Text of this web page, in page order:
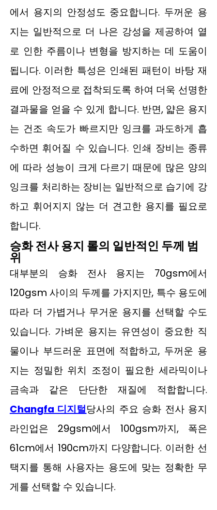
에서 용지의 안정성도 중요합니다. 두꺼운 용
지는 일반적으로 더 나은 강성을 제공하여 열
로 인한 주름이나 변형을 방지하는 데 도움이
됩니다. 이러한 특성은 인쇄된 패턴이 바탕 재
료에 안정적으로 접착되도록 하여 더욱 선명한
결과물을 얻을 수 있게 합니다. 반면, 얇은 용지
는 건조 속도가 빠르지만 잉크를 과도하게 흡
수하면 휘어질 수 있습니다. 인쇄 장비는 종류
에 따라 성능이 크게 다르기 때문에 많은 양의
잉크를 처리하는 장비는 일반적으로 습기에 강
하고 휘어지지 않는 더 견고한 용지를 필요로
합니다.
승화 전사 용지 롤의 일반적인 두께 범
위
대부분의 승화 전사 용지는 70gsm에서
120gsm 사이의 두께를 가지지만, 특수 용도에
따라 더 가볍거나 무거운 용지를 선택할 수도
있습니다. 가벼운 용지는 유연성이 중요한 직
물이나 부드러운 표면에 적합하고, 두꺼운 용
지는 정밀한 위치 조정이 필요한 세라믹이나
금속과 같은 단단한 재질에 적합합니다.
Changfa 디지털당사의 주요 승화 전사 용지
라인업은 29gsm에서 100gsm까지, 폭은
61cm에서 190cm까지 다양합니다. 이러한 선
택지를 통해 사용자는 용도에 맞는 정확한 무
게를 선택할 수 있습니다.